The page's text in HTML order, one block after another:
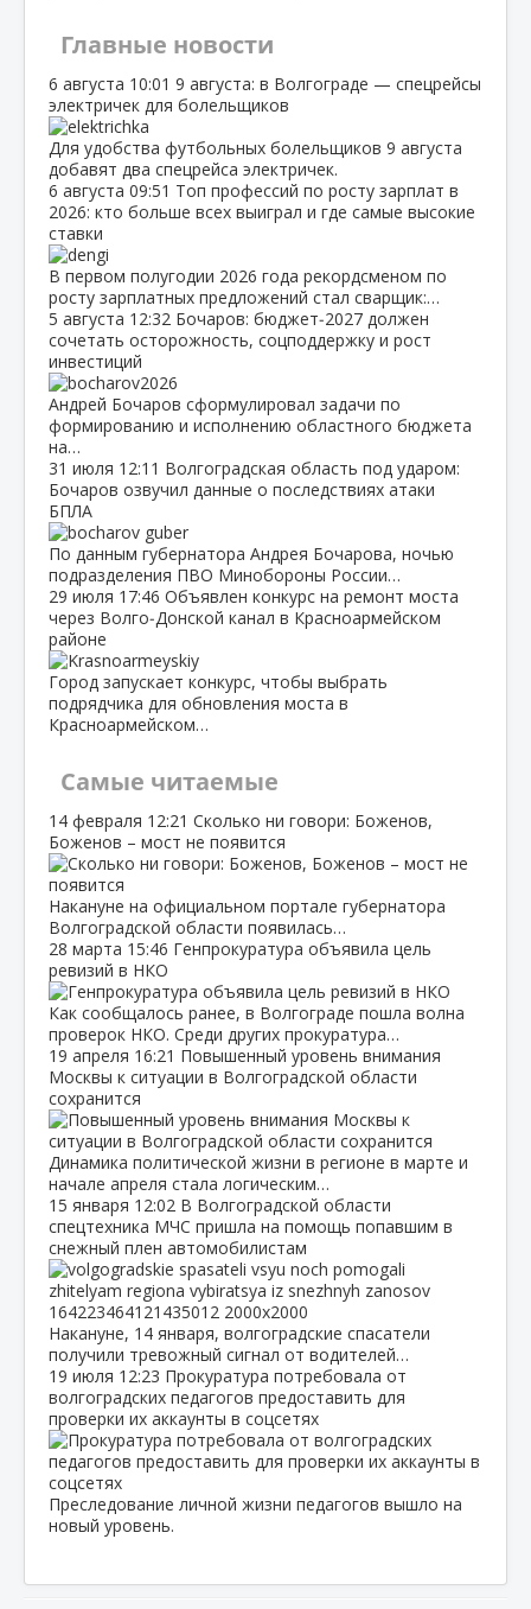
Главные новости
6 августа 10:01 9 августа: в Волгограде — спецрейсы
электричек для болельщиков
Для удобства футбольных болельщиков 9 августа
добавят два спецрейса электричек.
6 августа 09:51 Топ профессий по росту зарплат в
2026: кто больше всех выиграл и где самые высокие
ставки
В первом полугодии 2026 года рекордсменом по
росту зарплатных предложений стал сварщик:…
5 августа 12:32 Бочаров: бюджет‑2027 должен
сочетать осторожность, соцподдержку и рост
инвестиций
Андрей Бочаров сформулировал задачи по
формированию и исполнению областного бюджета
на…
31 июля 12:11 Волгоградская область под ударом:
Бочаров озвучил данные о последствиях атаки
БПЛА
По данным губернатора Андрея Бочарова, ночью
подразделения ПВО Минобороны России…
29 июля 17:46 Объявлен конкурс на ремонт моста
через Волго‑Донской канал в Красноармейском
районе
Город запускает конкурс, чтобы выбрать
подрядчика для обновления моста в
Красноармейском…
Самые читаемые
14 февраля 12:21 Сколько ни говори: Боженов,
Боженов – мост не появится
Накануне на официальном портале губернатора
Волгоградской области появилась…
28 марта 15:46 Генпрокуратура объявила цель
ревизий в НКО
Как сообщалось ранее, в Волгограде пошла волна
проверок НКО. Среди других прокуратура…
19 апреля 16:21 Повышенный уровень внимания
Москвы к ситуации в Волгоградской области
сохранится
Динамика политической жизни в регионе в марте и
начале апреля стала логическим…
15 января 12:02 В Волгоградской области
спецтехника МЧС пришла на помощь попавшим в
снежный плен автомобилистам
Накануне, 14 января, волгоградские спасатели
получили тревожный сигнал от водителей…
19 июля 12:23 Прокуратура потребовала от
волгоградских педагогов предоставить для
проверки их аккаунты в соцсетях
Преследование личной жизни педагогов вышло на
новый уровень.